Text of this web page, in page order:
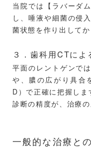
当院では【ラバーダ
し、唾液や細菌の侵
菌状態を作り出してか
３．歯科用CTに
平面のレントゲンで
や、膿の広がり具合
D）で正確に把握しま
診断の精度が、治療
一般的な治療と